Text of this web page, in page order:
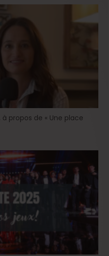
propos de « Une place